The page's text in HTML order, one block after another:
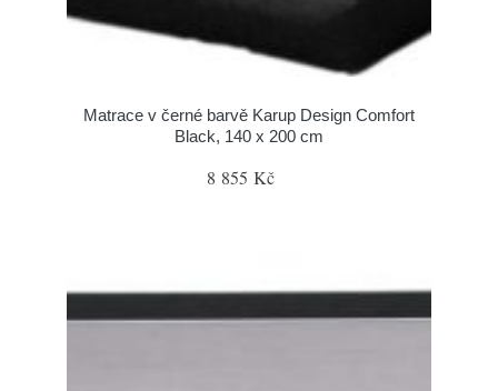
Matrace v černé barvě Karup Design Comfort
Black, 140 x 200 cm
8 855 Kč